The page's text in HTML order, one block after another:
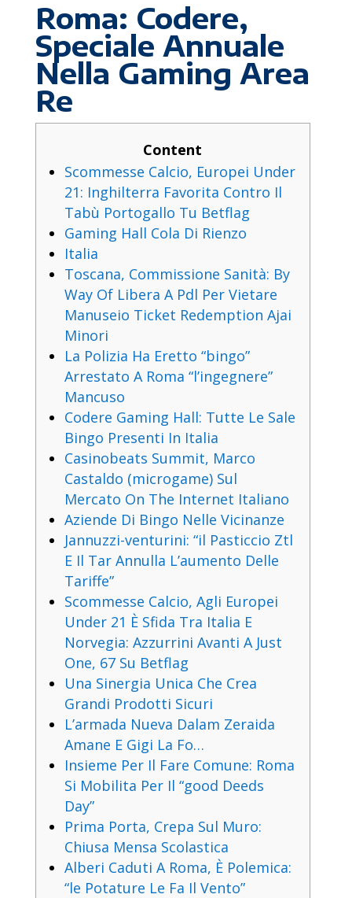
Roma: Codere,
Speciale Annuale
Nella Gaming Area
Re
Content
Scommesse Calcio, Europei Under
21: Inghilterra Favorita Contro Il
Tabù Portogallo Tu Betflag
Gaming Hall Cola Di Rienzo
Italia
Toscana, Commissione Sanità: By
Way Of Libera A Pdl Per Vietare
Manuseio Ticket Redemption Ajai
Minori
La Polizia Ha Eretto “bingo”
Arrestato A Roma “l’ingegnere”
Mancuso
Codere Gaming Hall: Tutte Le Sale
Bingo Presenti In Italia
Casinobeats Summit, Marco
Castaldo (microgame) Sul
Mercato On The Internet Italiano
Aziende Di Bingo Nelle Vicinanze
Jannuzzi-venturini: “il Pasticcio Ztl
E Il Tar Annulla L’aumento Delle
Tariffe”
Scommesse Calcio, Agli Europei
Under 21 È Sfida Tra Italia E
Norvegia: Azzurrini Avanti A Just
One, 67 Su Betflag
Una Sinergia Unica Che Crea
Grandi Prodotti Sicuri
L’armada Nueva Dalam Zeraida
Amane E Gigi La Fo…
Insieme Per Il Fare Comune: Roma
Si Mobilita Per Il “good Deeds
Day”
Prima Porta, Crepa Sul Muro:
Chiusa Mensa Scolastica
Alberi Caduti A Roma, È Polemica:
“le Potature Le Fa Il Vento”